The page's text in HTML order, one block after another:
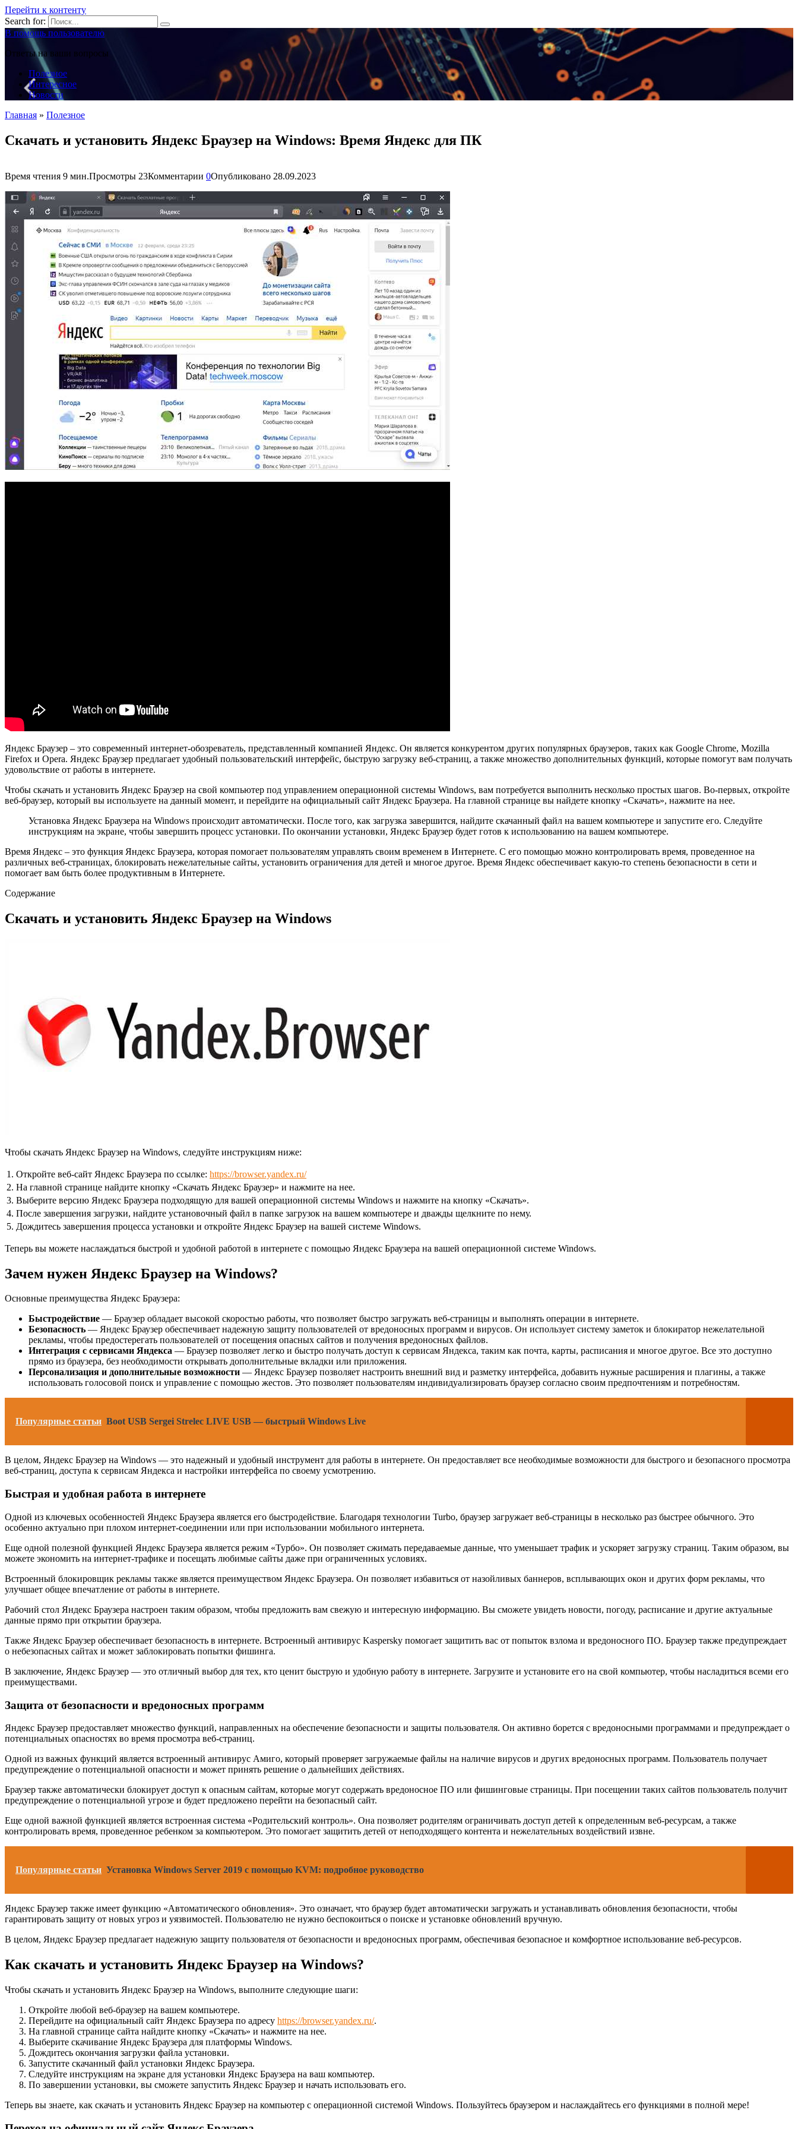
Перейти к контенту
Search for:
В помощь пользователю
Ответы на ваши вопросы
Полезное
Интересное
Новости
Главная » Полезное
Скачать и установить Яндекс Браузер на Windows: Время Яндекс для ПК
Время чтения 9 мин.Просмотры 23Комментарии 0Опубликовано 28.09.2023
Яндекс Браузер – это современный интернет-обозреватель, представленный компанией Яндекс. Он является конкурентом других популярных браузеров, таких как Google Chrome, Mozilla
Firefox и Opera. Яндекс Браузер предлагает удобный пользовательский интерфейс, быструю загрузку веб-страниц, а также множество дополнительных функций, которые помогут вам получать
удовольствие от работы в интернете.
Чтобы скачать и установить Яндекс Браузер на свой компьютер под управлением операционной системы Windows, вам потребуется выполнить несколько простых шагов. Во-первых, откройте
веб-браузер, который вы используете на данный момент, и перейдите на официальный сайт Яндекс Браузера. На главной странице вы найдете кнопку «Скачать», нажмите на нее.
Установка Яндекс Браузера на Windows происходит автоматически. После того, как загрузка завершится, найдите скачанный файл на вашем компьютере и запустите его. Следуйте
инструкциям на экране, чтобы завершить процесс установки. По окончании установки, Яндекс Браузер будет готов к использованию на вашем компьютере.
Время Яндекс – это функция Яндекс Браузера, которая помогает пользователям управлять своим временем в Интернете. С его помощью можно контролировать время, проведенное на
различных веб-страницах, блокировать нежелательные сайты, установить ограничения для детей и многое другое. Время Яндекс обеспечивает какую-то степень безопасности в сети и
помогает вам быть более продуктивным в Интернете.
Содержание
Скачать и установить Яндекс Браузер на Windows
Чтобы скачать Яндекс Браузер на Windows, следуйте инструкциям ниже:
1. Откройте веб-сайт Яндекс Браузера по ссылке: https://browser.yandex.ru/
2. На главной странице найдите кнопку «Скачать Яндекс Браузер» и нажмите на нее.
3. Выберите версию Яндекс Браузера подходящую для вашей операционной системы Windows и нажмите на кнопку «Скачать».
4. После завершения загрузки, найдите установочный файл в папке загрузок на вашем компьютере и дважды щелкните по нему.
5. Дождитесь завершения процесса установки и откройте Яндекс Браузер на вашей системе Windows.
Теперь вы можете наслаждаться быстрой и удобной работой в интернете с помощью Яндекс Браузера на вашей операционной системе Windows.
Зачем нужен Яндекс Браузер на Windows?
Основные преимущества Яндекс Браузера:
Быстродействие — Браузер обладает высокой скоростью работы, что позволяет быстро загружать веб-страницы и выполнять операции в интернете.
Безопасность — Яндекс Браузер обеспечивает надежную защиту пользователей от вредоносных программ и вирусов. Он использует систему заметок и блокиратор нежелательной
рекламы, чтобы предостерегать пользователей от посещения опасных сайтов и получения вредоносных файлов.
Интеграция с сервисами Яндекса — Браузер позволяет легко и быстро получать доступ к сервисам Яндекса, таким как почта, карты, расписания и многое другое. Все это доступно
прямо из браузера, без необходимости открывать дополнительные вкладки или приложения.
Персонализация и дополнительные возможности — Яндекс Браузер позволяет настроить внешний вид и разметку интерфейса, добавить нужные расширения и плагины, а также
использовать голосовой поиск и управление с помощью жестов. Это позволяет пользователям индивидуализировать браузер согласно своим предпочтениям и потребностям.
Популярные статьи Boot USB Sergei Strelec LIVE USB — быстрый Windows Live
В целом, Яндекс Браузер на Windows — это надежный и удобный инструмент для работы в интернете. Он предоставляет все необходимые возможности для быстрого и безопасного просмотра
веб-страниц, доступа к сервисам Яндекса и настройки интерфейса по своему усмотрению.
Быстрая и удобная работа в интернете
Одной из ключевых особенностей Яндекс Браузера является его быстродействие. Благодаря технологии Turbo, браузер загружает веб-страницы в несколько раз быстрее обычного. Это
особенно актуально при плохом интернет-соединении или при использовании мобильного интернета.
Еще одной полезной функцией Яндекс Браузера является режим «Турбо». Он позволяет сжимать передаваемые данные, что уменьшает трафик и ускоряет загрузку страниц. Таким образом, вы
можете экономить на интернет-трафике и посещать любимые сайты даже при ограниченных условиях.
Встроенный блокировщик рекламы также является преимуществом Яндекс Браузера. Он позволяет избавиться от назойливых баннеров, всплывающих окон и других форм рекламы, что
улучшает общее впечатление от работы в интернете.
Рабочий стол Яндекс Браузера настроен таким образом, чтобы предложить вам свежую и интересную информацию. Вы сможете увидеть новости, погоду, расписание и другие актуальные
данные прямо при открытии браузера.
Также Яндекс Браузер обеспечивает безопасность в интернете. Встроенный антивирус Kaspersky помогает защитить вас от попыток взлома и вредоносного ПО. Браузер также предупреждает
о небезопасных сайтах и может заблокировать попытки фишинга.
В заключение, Яндекс Браузер — это отличный выбор для тех, кто ценит быструю и удобную работу в интернете. Загрузите и установите его на свой компьютер, чтобы насладиться всеми его
преимуществами.
Защита от безопасности и вредоносных программ
Яндекс Браузер предоставляет множество функций, направленных на обеспечение безопасности и защиты пользователя. Он активно борется с вредоносными программами и предупреждает о
потенциальных опасностях во время просмотра веб-страниц.
Одной из важных функций является встроенный антивирус Амиго, который проверяет загружаемые файлы на наличие вирусов и других вредоносных программ. Пользователь получает
предупреждение о потенциальной опасности и может принять решение о дальнейших действиях.
Браузер также автоматически блокирует доступ к опасным сайтам, которые могут содержать вредоносное ПО или фишинговые страницы. При посещении таких сайтов пользователь получит
предупреждение о потенциальной угрозе и будет предложено перейти на безопасный сайт.
Еще одной важной функцией является встроенная система «Родительский контроль». Она позволяет родителям ограничивать доступ детей к определенным веб-ресурсам, а также
контролировать время, проведенное ребенком за компьютером. Это помогает защитить детей от неподходящего контента и нежелательных воздействий извне.
Популярные статьи Установка Windows Server 2019 с помощью KVM: подробное руководство
Яндекс Браузер также имеет функцию «Автоматического обновления». Это означает, что браузер будет автоматически загружать и устанавливать обновления безопасности, чтобы
гарантировать защиту от новых угроз и уязвимостей. Пользователю не нужно беспокоиться о поиске и установке обновлений вручную.
В целом, Яндекс Браузер предлагает надежную защиту пользователя от безопасности и вредоносных программ, обеспечивая безопасное и комфортное использование веб-ресурсов.
Как скачать и установить Яндекс Браузер на Windows?
Чтобы скачать и установить Яндекс Браузер на Windows, выполните следующие шаги:
Откройте любой веб-браузер на вашем компьютере.
Перейдите на официальный сайт Яндекс Браузера по адресу https://browser.yandex.ru/.
На главной странице сайта найдите кнопку «Скачать» и нажмите на нее.
Выберите скачивание Яндекс Браузера для платформы Windows.
Дождитесь окончания загрузки файла установки.
Запустите скачанный файл установки Яндекс Браузера.
Следуйте инструкциям на экране для установки Яндекс Браузера на ваш компьютер.
По завершении установки, вы сможете запустить Яндекс Браузер и начать использовать его.
Теперь вы знаете, как скачать и установить Яндекс Браузер на компьютер с операционной системой Windows. Пользуйтесь браузером и наслаждайтесь его функциями в полной мере!